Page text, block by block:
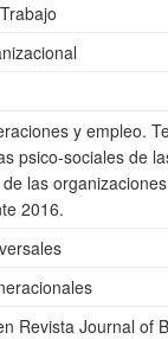
y empleo.
psico-sociales de
las
2016.
Revista Journal of